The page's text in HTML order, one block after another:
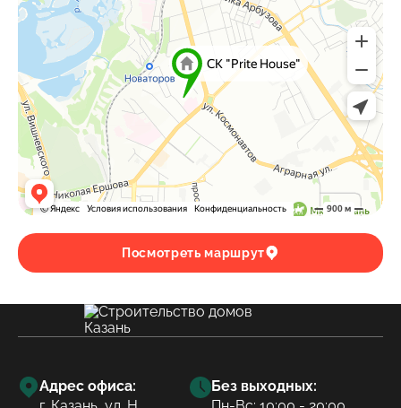
Посмотреть маршрут
Адрес офиса:
Без выходных: